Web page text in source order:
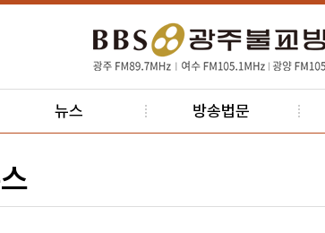
뉴스 방송법문